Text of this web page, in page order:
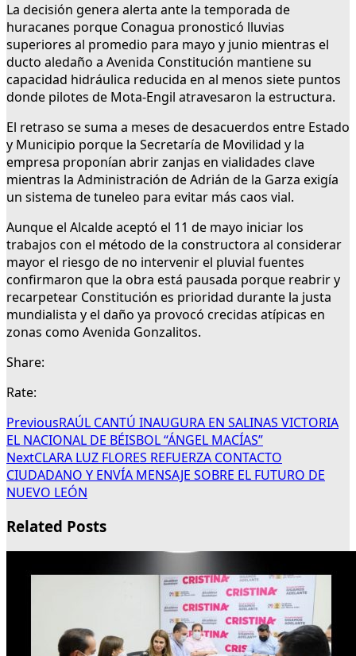
La decisión genera alerta ante la temporada de
huracanes porque Conagua pronosticó lluvias
superiores al promedio para mayo y junio mientras el
ducto aledaño a Avenida Constitución mantiene su
capacidad hidráulica reducida en al menos siete puntos
donde pilotes de Mota-Engil atravesaron la estructura.
El retraso se suma a meses de desacuerdos entre Estado
y Municipio porque la Secretaría de Movilidad y la
empresa proponían abrir zanjas en vialidades clave
mientras la Administración de Adrián de la Garza exigía
un sistema de tuneleo para evitar más caos vial.
Aunque el Alcalde aceptó el 11 de mayo iniciar los
trabajos con el método de la constructora al considerar
mayor el riesgo de no intervenir el pluvial fuentes
confirmaron que la obra está pausada porque reabrir y
recarpetear Constitución es prioridad durante la justa
mundialista y el daño ya provocó crecidas atípicas en
zonas como Avenida Gonzalitos.
Share:
Rate:
PreviousRAÚL CANTÚ INAUGURA EN SALINAS VICTORIA
EL NACIONAL DE BÉISBOL “ÁNGEL MACÍAS”
NextCLARA LUZ FLORES REFUERZA CONTACTO
CIUDADANO Y ENVÍA MENSAJE SOBRE EL FUTURO DE
NUEVO LEÓN
Related Posts